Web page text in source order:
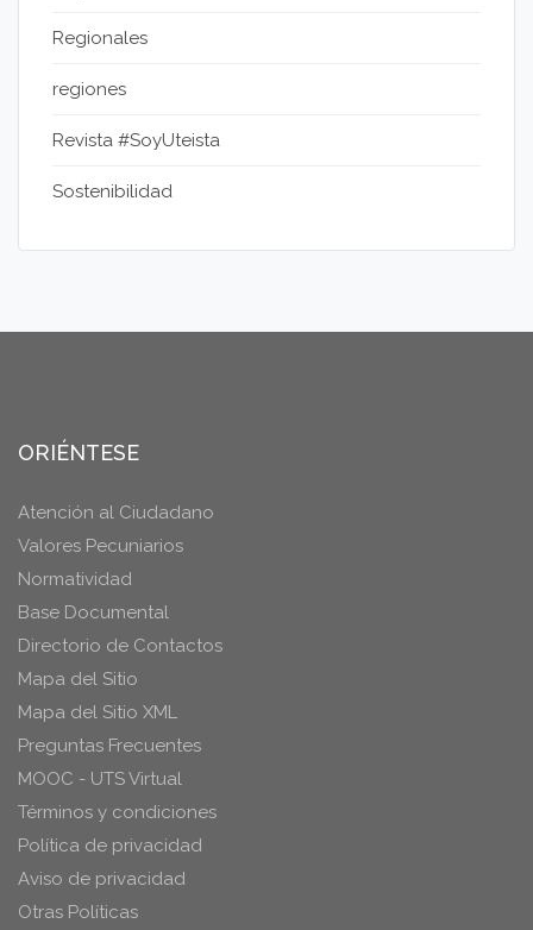
Regionales
regiones
Revista #SoyUteista
Sostenibilidad
ORIÉNTESE
Atención al Ciudadano
Valores Pecuniarios
Normatividad
Base Documental
Directorio de Contactos
Mapa del Sitio
Mapa del Sitio XML
Preguntas Frecuentes
MOOC - UTS Virtual
Términos y condiciones
Política de privacidad
Aviso de privacidad
Otras Políticas